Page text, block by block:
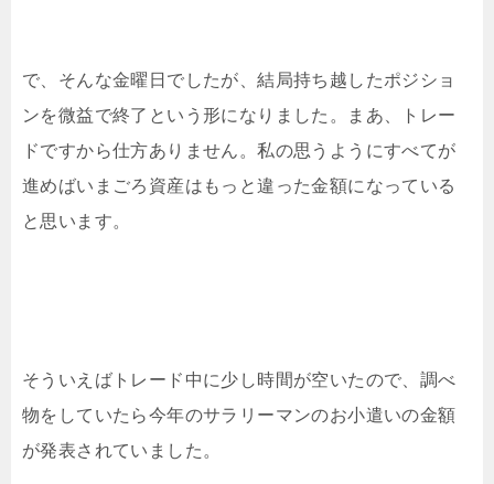
で、そんな金曜日でしたが、結局持ち越したポジショ
ンを微益で終了という形になりました。まあ、トレー
ドですから仕方ありません。私の思うようにすべてが
進めばいまごろ資産はもっと違った金額になっている
と思います。
そういえばトレード中に少し時間が空いたので、調べ
物をしていたら今年のサラリーマンのお小遣いの金額
が発表されていました。